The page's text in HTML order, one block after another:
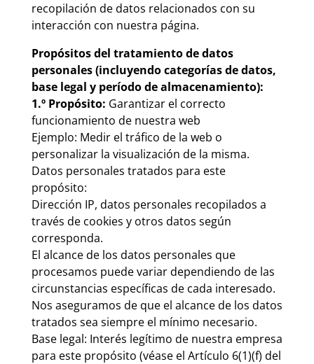
recopilación de datos relacionados con su
interacción con nuestra página.
Propósitos del tratamiento de datos
personales (incluyendo categorías de datos,
base legal y período de almacenamiento):
1.º Propósito: Garantizar el correcto
funcionamiento de nuestra web
Ejemplo: Medir el tráfico de la web o
personalizar la visualización de la misma.
Datos personales tratados para este
propósito:
Dirección IP, datos personales recopilados a
través de cookies y otros datos según
corresponda.
El alcance de los datos personales que
procesamos puede variar dependiendo de las
circunstancias específicas de cada interesado.
Nos aseguramos de que el alcance de los datos
tratados sea siempre el mínimo necesario.
Base legal: Interés legítimo de nuestra empresa
para este propósito (véase el Artículo 6(1)(f) del